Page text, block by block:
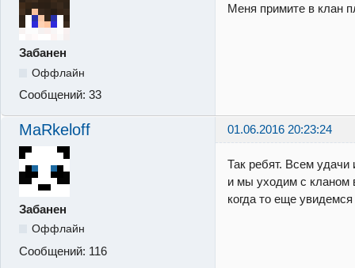
Забанен
Оффлайн
Сообщений: 33
Меня примите в клан
MaRkeloff 01.06.2016 20:23:24
Забанен
Оффлайн
Сообщений: 116
Так ребят. Всем удачи
и мы уходим с кланом
когда то еще